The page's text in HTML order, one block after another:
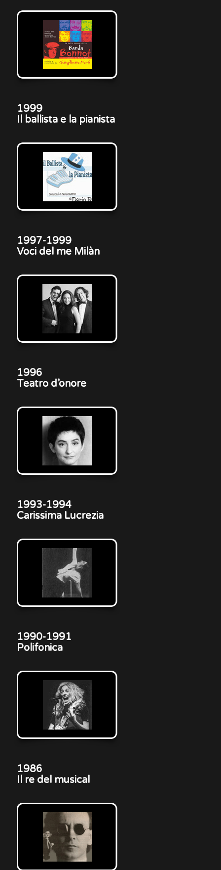
1999
Il ballista e la pianista
1997-1999
Voci del me Milàn
1996
Teatro d’onore
1993-1994
Carissima Lucrezia
1990-1991
Polifonica
1986
Il re del musical